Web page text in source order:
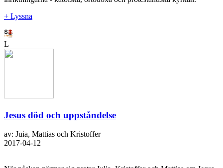
+ Lyssna
L
Jesus död och uppståndelse
av: Juia, Mattias och Kristoffer
2017-04-12